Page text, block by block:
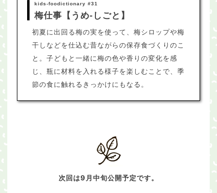
kids-foodictionary #31
梅仕事【うめ-しごと】
初夏に出回る梅の実を使って、梅シロップや梅
干しなどを仕込む昔ながらの保存食づくりのこ
と。子どもと一緒に梅の色や香りの変化を感
じ、瓶に材料を入れる様子を楽しむことで、季
節の食に触れるきっかけにもなる。
次回は9月中旬公開予定です。